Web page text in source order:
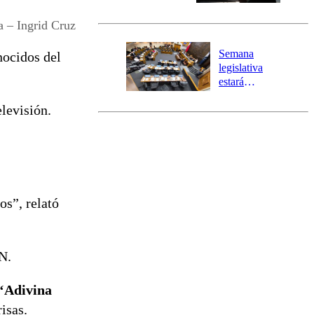
– Ingrid Cruz
del
relató
activa Alerta
Preventiva en
tres comunas
Semana
legislativa
estará
el fin de la